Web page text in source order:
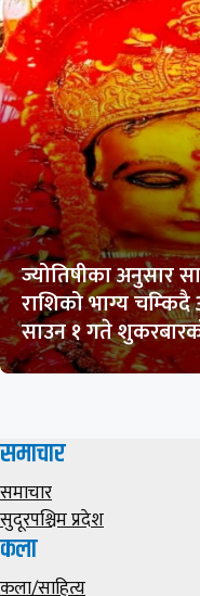
ज्योतिषीका अनुसार
राशिको भाग्य
साउन १ गते
समाचार
समाचार
सुदूरपश्चिम प्रदेश
कला
कला/साहित्य